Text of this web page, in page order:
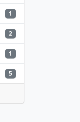
1
2
1
5